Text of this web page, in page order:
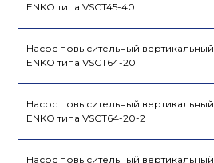
ENKO типа VSCT45-40
Насос повысительный вертикальный
ENKO типа VSCT64-20
Насос повысительный вертикальный
ENKO типа VSCT64-20-2
Насос повысительный вертикальный